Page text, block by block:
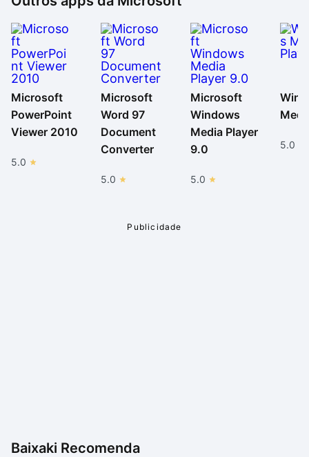
Microsoft
PowerPoint
Viewer 2010
5.0
Microsoft
Word 97
Document
Converter
5.0
Microsoft
Windows
Media Player
9.0
5.0
5.0
Baixaki Recomenda